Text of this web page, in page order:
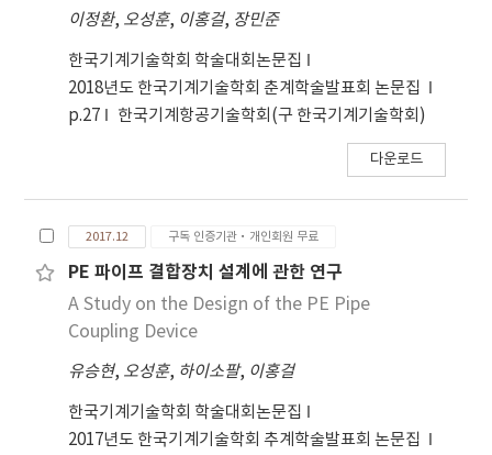
이정환, 오성훈, 이홍걸, 장민준
한국기계기술학회 학술대회논문집
2018년도 한국기계기술학회 춘계학술발표회 논문집
p.27
한국기계항공기술학회(구 한국기계기술학회)
다운로드
2017.12 구독 인증기관·개인회원 무료
PE 파이프 결합장치 설계에 관한 연구
A Study on the Design of the PE Pipe
Coupling Device
유승현, 오성훈, 하이소팔, 이홍걸
한국기계기술학회 학술대회논문집
2017년도 한국기계기술학회 추계학술발표회 논문집